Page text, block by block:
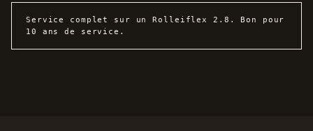
Service complet sur un Rolleiflex 2.8. Bon pour
10 ans de service.